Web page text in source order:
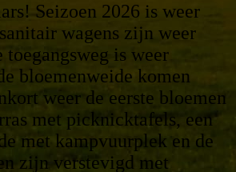
Seizoen 2026 is weer
wagens zijn weer
toegangsweg is weer
bloemenweide komen
weer de eerste bloemen
met picknicktafels, een
met kampvuurplek en de
zijn verstevigd met